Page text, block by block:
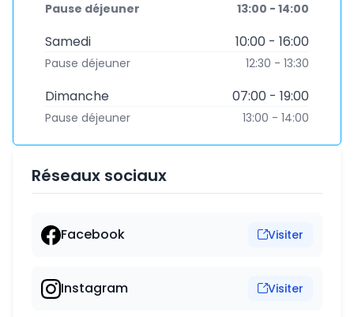
Pause déjeuner 13:00 - 14:00
Samedi 10:00 - 16:00
Pause déjeuner 12:30 - 13:30
Dimanche 07:00 - 19:00
Pause déjeuner 13:00 - 14:00
Réseaux sociaux
Facebook Visiter
Instagram Visiter